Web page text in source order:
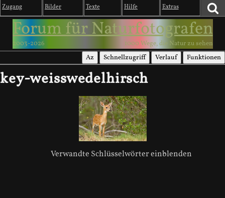
Zugang Bilder Texte Hilfe Extras
Forum für Naturfotografen
2003-2026 1000 Wege, die Natur zu sehen
Az Schnellzugriff Verlauf Funktionen
key-weisswedelhirsch
Verwandte Schlüsselwörter einblenden